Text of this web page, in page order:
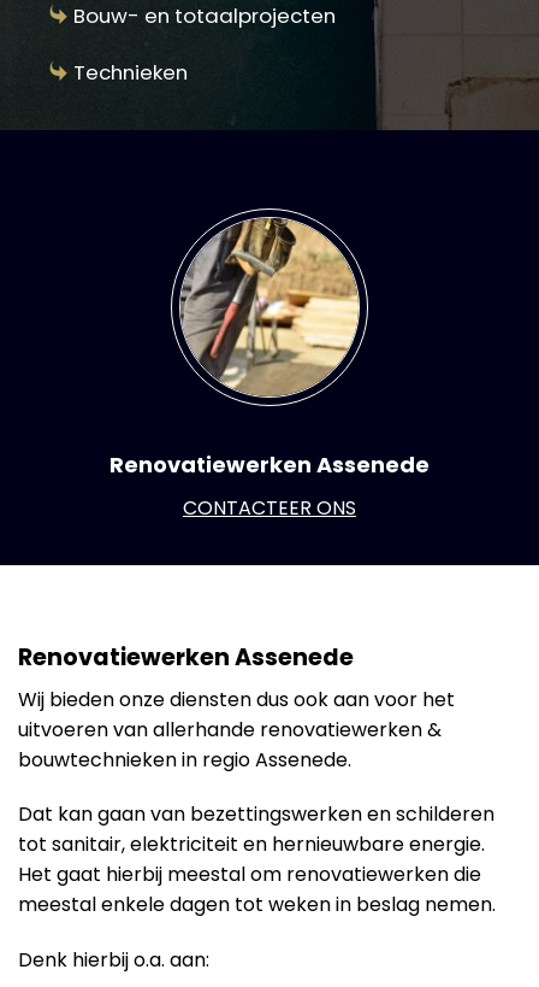
Bouw- en totaalprojecten
Technieken
Renovatiewerken Assenede
CONTACTEER ONS
Renovatiewerken Assenede
Wij bieden onze diensten dus ook aan voor het
uitvoeren van allerhande renovatiewerken &
bouwtechnieken in regio Assenede.
Dat kan gaan van bezettingswerken en schilderen
tot sanitair, elektriciteit en hernieuwbare energie.
Het gaat hierbij meestal om renovatiewerken die
meestal enkele dagen tot weken in beslag nemen.
Denk hierbij o.a. aan: